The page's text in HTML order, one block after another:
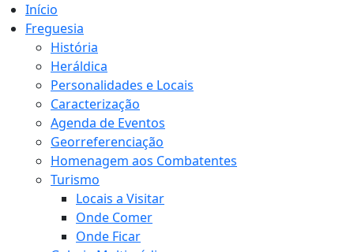
Início
Freguesia
História
Heráldica
Personalidades e Locais
Caracterização
Agenda de Eventos
Georreferenciação
Homenagem aos Combatentes
Turismo
Locais a Visitar
Onde Comer
Onde Ficar